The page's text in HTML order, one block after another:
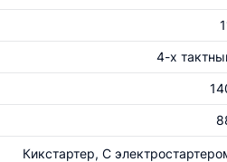
4-х
Кикстартер, С